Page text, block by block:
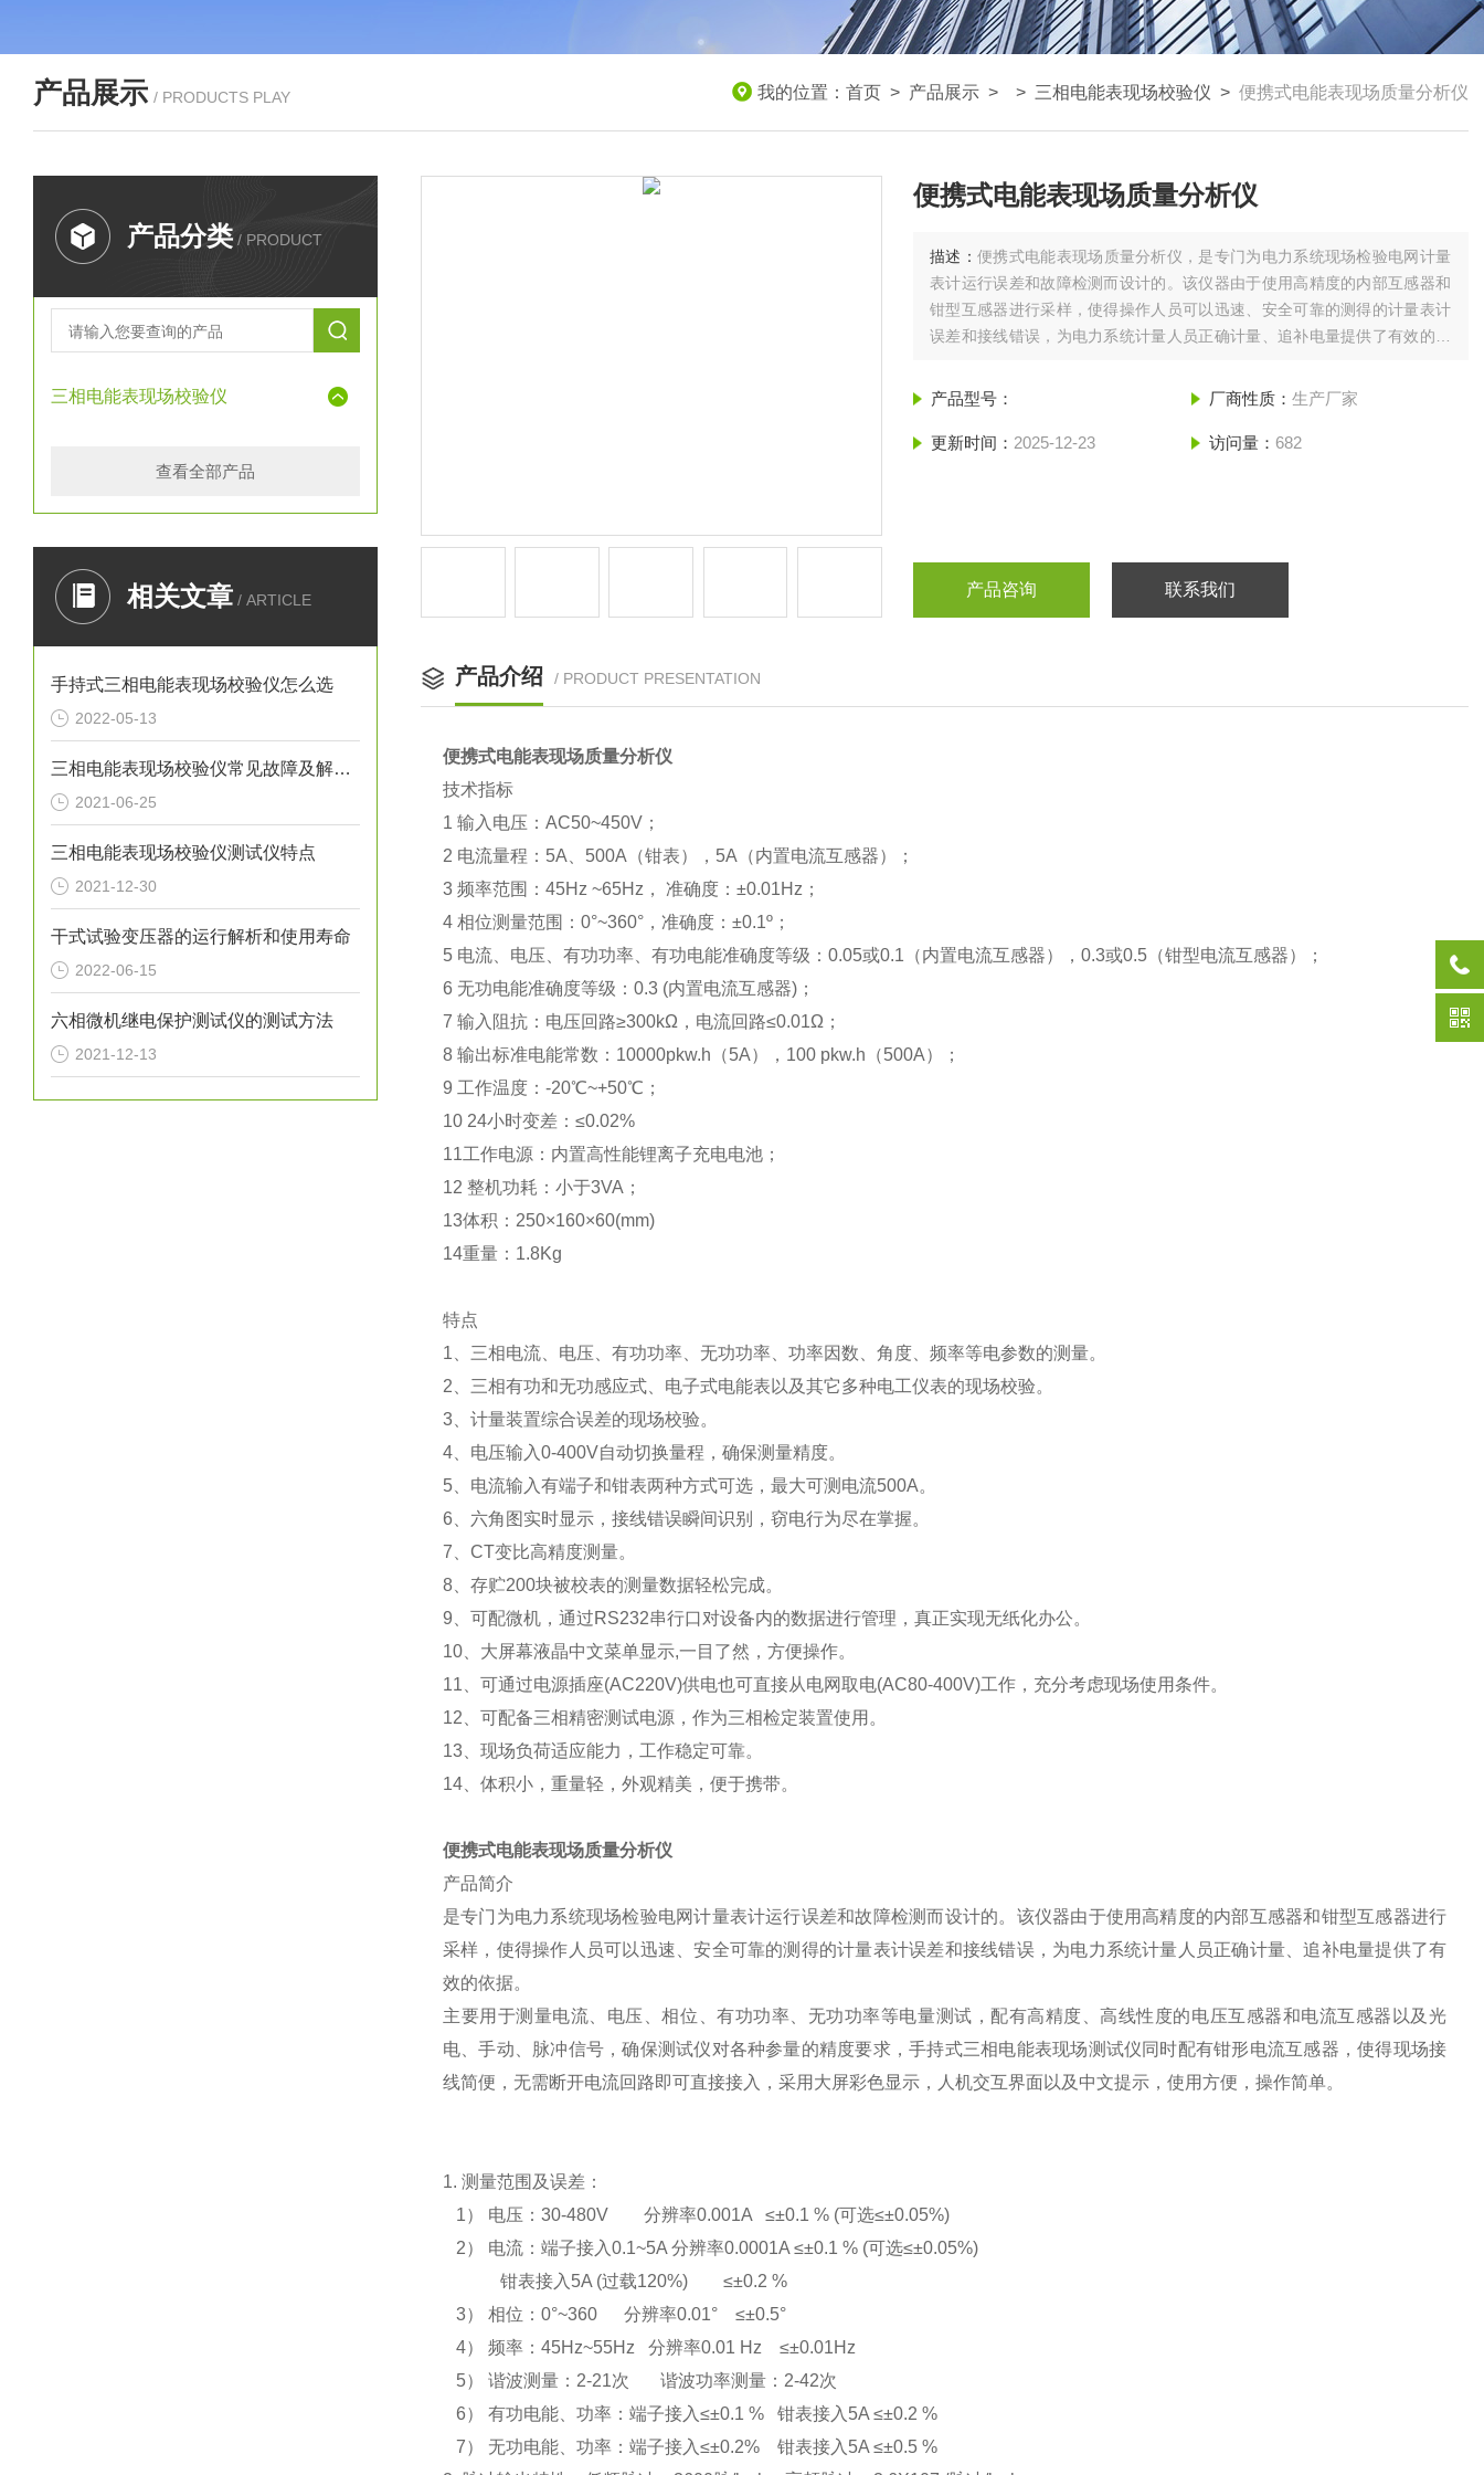
产品展示 / PRODUCTS PLAY 我的位置： 首页 > 产品展示 > > 三相电能表现场校验仪 > 便携式电能表现场质量分析仪
产品分类 / PRODUCT
三相电能表现场校验仪
查看全部产品
相关文章 / ARTICLE
手持式三相电能表现场校验仪怎么选
2022-05-13
三相电能表现场校验仪常见故障及解决方法
2021-06-25
三相电能表现场校验仪测试仪特点
2021-12-30
干式试验变压器的运行解析和使用寿命
2022-06-15
六相微机继电保护测试仪的测试方法
2021-12-13
便携式电能表现场质量分析仪
描述：便携式电能表现场质量分析仪，是专门为电力系统现场检验电网计量
表计运行误差和故障检测而设计的。该仪器由于使用高精度的内部互感器和
钳型互感器进行采样，使得操作人员可以迅速、安全可靠的测得的计量表计
误差和接线错误，为电力系统计量人员正确计量、追补电量提供了有效的依
产品型号： 厂商性质： 生产厂家
更新时间： 2025-12-23 访问量： 682
产品咨询 联系我们
产品介绍 / PRODUCT PRESENTATION
便携式电能表现场质量分析仪
技术指标
1 输入电压：AC50~450V；
2 电流量程：5A、500A（钳表），5A（内置电流互感器）；
3 频率范围：45Hz ~65Hz， 准确度：±0.01Hz；
4 相位测量范围：0°~360°，准确度：±0.1º；
5 电流、电压、有功功率、有功电能准确度等级：0.05或0.1（内置电流互感器），0.3或0.5（钳型电流互感器）；
6 无功电能准确度等级：0.3 (内置电流互感器)；
7 输入阻抗：电压回路≥300kΩ，电流回路≤0.01Ω；
8 输出标准电能常数：10000pkw.h（5A），100 pkw.h（500A）；
9 工作温度：-20℃~+50℃；
10 24小时变差：≤0.02%
11工作电源：内置高性能锂离子充电电池；
12 整机功耗：小于3VA；
13体积：250×160×60(mm)
14重量：1.8Kg
特点
1、三相电流、电压、有功功率、无功功率、功率因数、角度、频率等电参数的测量。
2、三相有功和无功感应式、电子式电能表以及其它多种电工仪表的现场校验。
3、计量装置综合误差的现场校验。
4、电压输入0-400V自动切换量程，确保测量精度。
5、电流输入有端子和钳表两种方式可选，最大可测电流500A。
6、六角图实时显示，接线错误瞬间识别，窃电行为尽在掌握。
7、CT变比高精度测量。
8、存贮200块被校表的测量数据轻松完成。
9、可配微机，通过RS232串行口对设备内的数据进行管理，真正实现无纸化办公。
10、大屏幕液晶中文菜单显示,一目了然，方便操作。
11、可通过电源插座(AC220V)供电也可直接从电网取电(AC80-400V)工作，充分考虑现场使用条件。
12、可配备三相精密测试电源，作为三相检定装置使用。
13、现场负荷适应能力，工作稳定可靠。
14、体积小，重量轻，外观精美，便于携带。
便携式电能表现场质量分析仪
产品简介
是专门为电力系统现场检验电网计量表计运行误差和故障检测而设计的。该仪器由于使用高精度的内部互感器和钳型互感器进行
采样，使得操作人员可以迅速、安全可靠的测得的计量表计误差和接线错误，为电力系统计量人员正确计量、追补电量提供了有
效的依据。
主要用于测量电流、电压、相位、有功功率、无功功率等电量测试，配有高精度、高线性度的电压互感器和电流互感器以及光
电、手动、脉冲信号，确保测试仪对各种参量的精度要求，手持式三相电能表现场测试仪同时配有钳形电流互感器，使得现场接
线简便，无需断开电流回路即可直接接入，采用大屏彩色显示，人机交互界面以及中文提示，使用方便，操作简单。
1. 测量范围及误差：
1） 电压：30-480V 分辨率0.001A ≤±0.1 % (可选≤±0.05%)
2） 电流：端子接入0.1~5A 分辨率0.0001A ≤±0.1 % (可选≤±0.05%)
钳表接入5A (过载120%) ≤±0.2 %
3） 相位：0°~360 分辨率0.01° ≤±0.5°
4） 频率：45Hz~55Hz 分辨率0.01 Hz ≤±0.01Hz
5） 谐波测量：2-21次 谐波功率测量：2-42次
6） 有功电能、功率：端子接入≤±0.1 % 钳表接入5A ≤±0.2 %
7） 无功电能、功率：端子接入≤±0.2% 钳表接入5A ≤±0.5 %